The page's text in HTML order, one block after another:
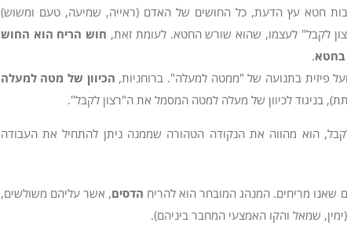
חטא עץ הדעת, כל החושים של האדם (ראייה, שמיעה, טעם ומשוש)
לקבל" לעצמו, שהוא שורש החטא. לעומת זאת, חוש הריח הוא החוש
בחטא.
פיזית בתנועה של "ממטה למעלה". ברוחניות, הכיוון של מטה למעלה
בניגוד לכיוון של מעלה למטה המסמל את ה"רצון לקבל".
הוא מהווה את הנקודה הטהורה שממנה ניתן להתחיל את העבודה
מריחים. המנהג המובחר הוא להריח הדסים, אשר עליהם משולשים,
(ימין, שמאל והקו האמצעי המחבר ביניהם).